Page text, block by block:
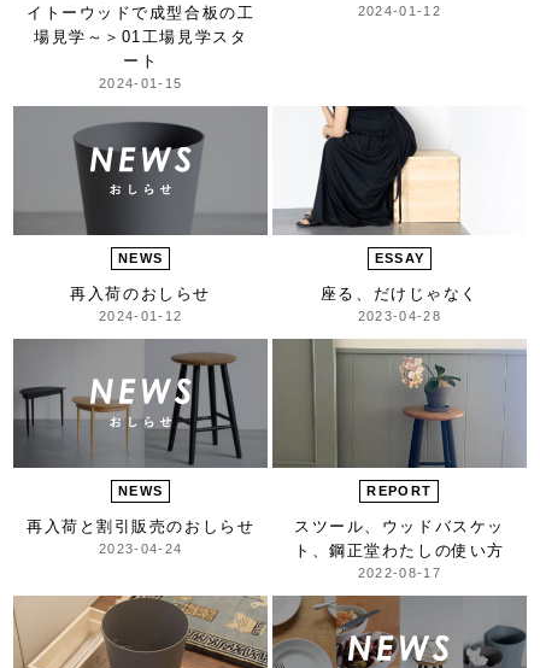
イトーウッドで成型合板の工
場見学～＞ 01工場見学スタ
ート
2024-01-15
2024-01-12
NEWS
再入荷のおしらせ
2024-01-12
ESSAY
座る、だけじゃなく
2023-04-28
NEWS
再入荷と割引販売のおしらせ
2023-04-24
REPORT
スツール、ウッドバスケッ
ト、鋼正堂 わたしの使い方
2022-08-17